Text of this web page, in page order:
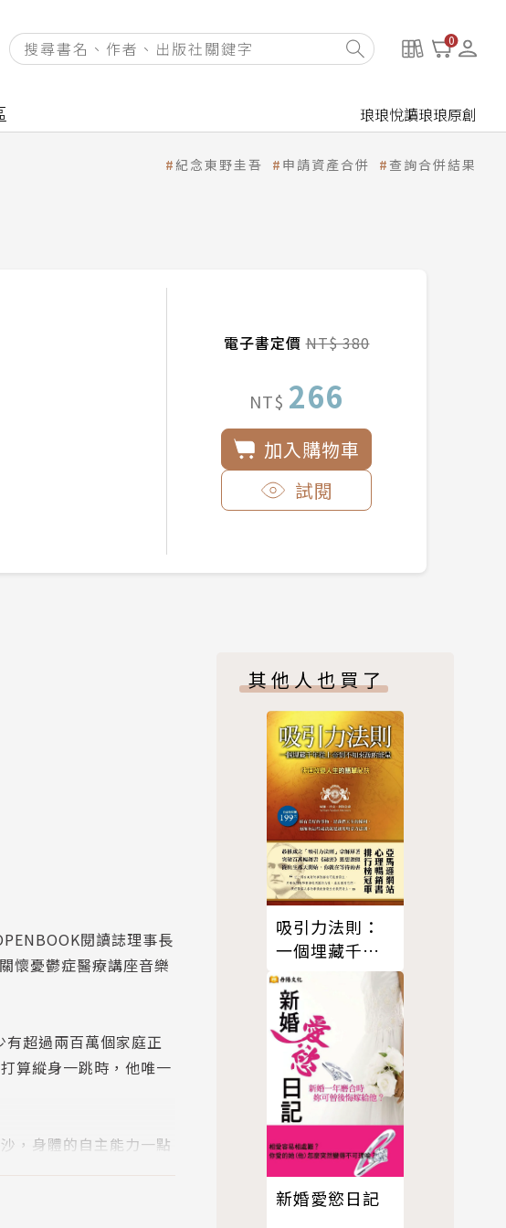
0
琅琅悅讀琅琅原創
紀念東野圭吾 申請資產合併 查詢合併結果
電子書定價NT$ 380
NT$ 266
加入購物車
試閱
閱讀誌理事長
懷憂鬱症醫療講座音樂
超過兩百萬個家庭正
算縱身一跳時，他唯一
，身體的自主能力一點
其他人也買了
吸引力法則：
一個埋藏千年
從上帝到不知
來源的能量
新婚愛慾日記